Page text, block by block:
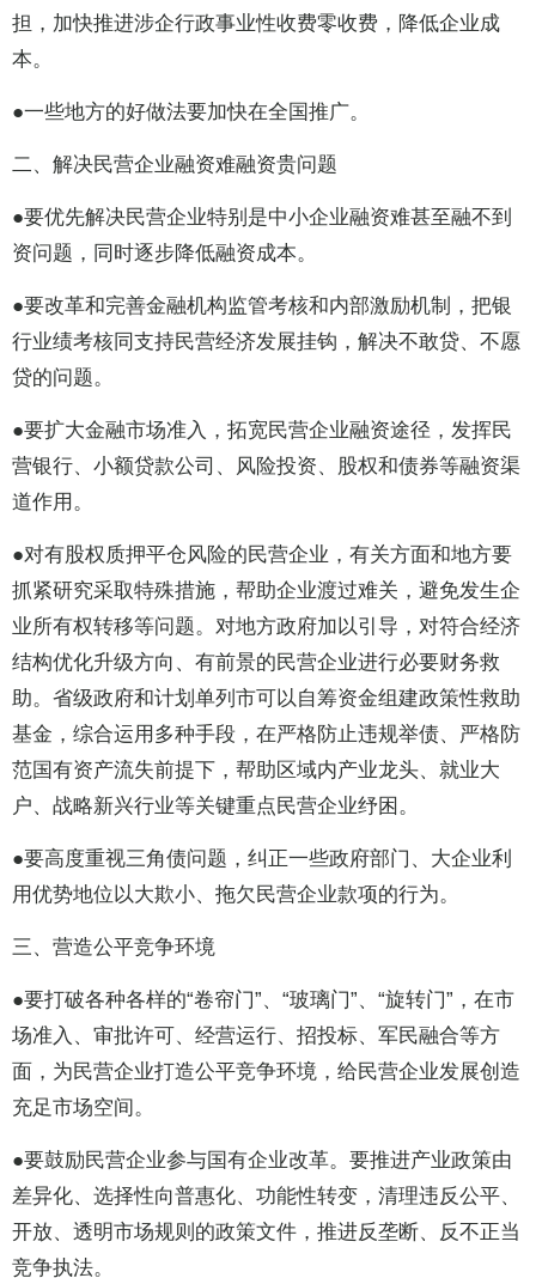
担，加快推进涉企行政事业性收费零收费，降低企业成
本。
●一些地方的好做法要加快在全国推广。
二、解决民营企业融资难融资贵问题
●要优先解决民营企业特别是中小企业融资难甚至融不到
资问题，同时逐步降低融资成本。
●要改革和完善金融机构监管考核和内部激励机制，把银
行业绩考核同支持民营经济发展挂钩，解决不敢贷、不愿
贷的问题。
●要扩大金融市场准入，拓宽民营企业融资途径，发挥民
营银行、小额贷款公司、风险投资、股权和债券等融资渠
道作用。
●对有股权质押平仓风险的民营企业，有关方面和地方要
抓紧研究采取特殊措施，帮助企业渡过难关，避免发生企
业所有权转移等问题。对地方政府加以引导，对符合经济
结构优化升级方向、有前景的民营企业进行必要财务救
助。省级政府和计划单列市可以自筹资金组建政策性救助
基金，综合运用多种手段，在严格防止违规举债、严格防
范国有资产流失前提下，帮助区域内产业龙头、就业大
户、战略新兴行业等关键重点民营企业纾困。
●要高度重视三角债问题，纠正一些政府部门、大企业利
用优势地位以大欺小、拖欠民营企业款项的行为。
三、营造公平竞争环境
●要打破各种各样的“卷帘门”、“玻璃门”、“旋转门”，在市
场准入、审批许可、经营运行、招投标、军民融合等方
面，为民营企业打造公平竞争环境，给民营企业发展创造
充足市场空间。
●要鼓励民营企业参与国有企业改革。要推进产业政策由
差异化、选择性向普惠化、功能性转变，清理违反公平、
开放、透明市场规则的政策文件，推进反垄断、反不正当
竞争执法。